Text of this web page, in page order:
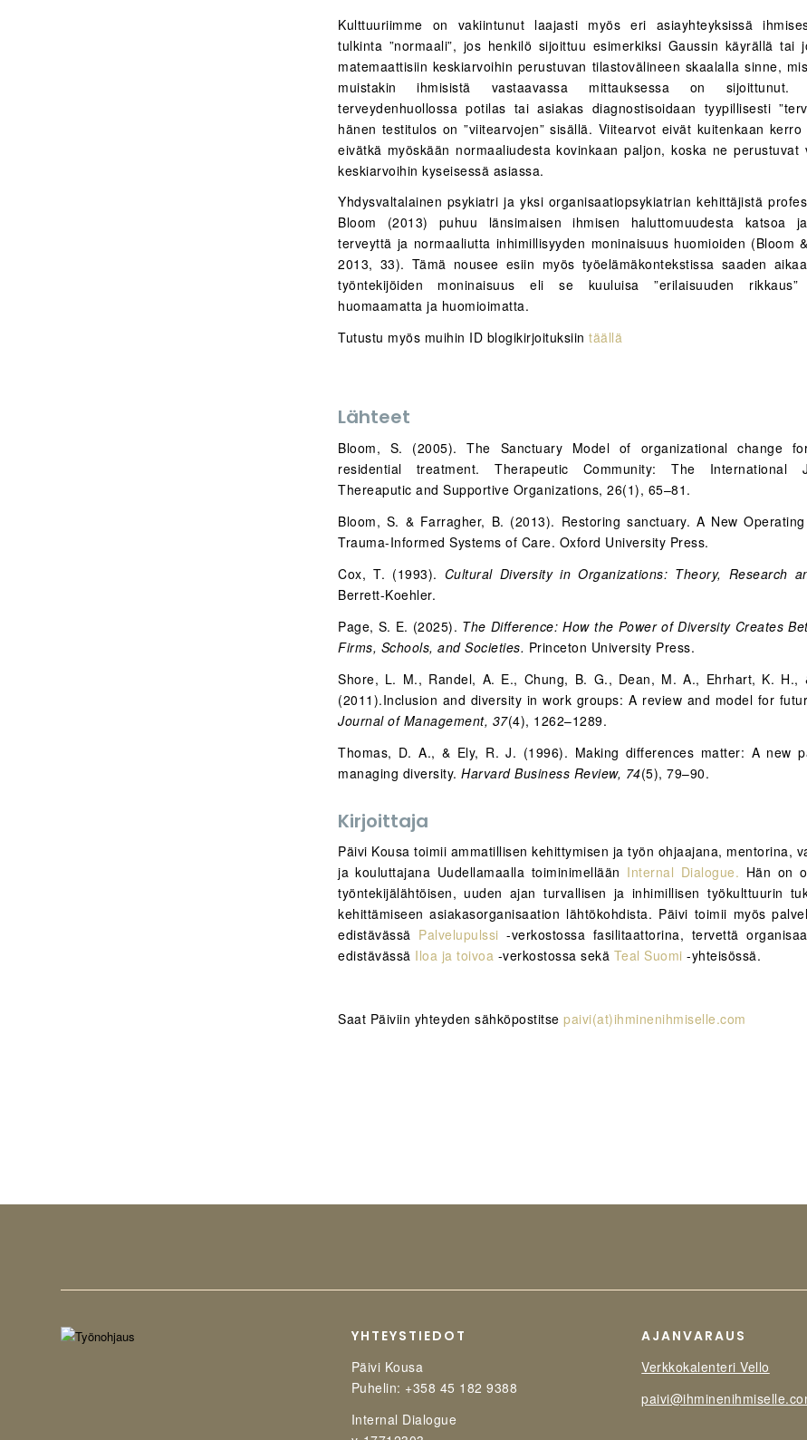
Kulttuuriimme on vakiintunut laajasti myös eri asiayhteyksissä
tulkinta ”normaali”, jos henkilö sijoittuu esimerkiksi Gaussin käyrällä tai
matemaattisiin keskiarvoihin perustuvan tilastovälineen skaalalla sinne,
muistakin ihmisistä vastaavassa mittauksessa on sijoittunut.
terveydenhuollossa potilas tai asiakas diagnostisoidaan tyypillisesti
hänen testitulos on ”viitearvojen” sisällä. Viitearvot eivät kuitenkaan kerro
eivätkä myöskään normaaliudesta kovinkaan paljon, koska ne perustuvat
keskiarvoihin kyseisessä asiassa.
Yhdysvaltalainen psykiatri ja yksi organisaatiopsykiatrian kehittäjistä
Bloom (2013) puhuu länsimaisen ihmisen haluttomuudesta katsoa
terveyttä ja normaaliutta inhimillisyyden moninaisuus huomioiden (Bloom
2013, 33). Tämä nousee esiin myös työelämäkontekstissa saaden
työntekijöiden moninaisuus eli se kuuluisa ”erilaisuuden
huomaamatta ja huomioimatta.
Tutustu myös muihin ID blogikirjoituksiin täällä
Lähteet
Bloom, S. (2005). The Sanctuary Model of organizational change
residential treatment. Therapeutic Community: The International
Thereaputic and Supportive Organizations, 26(1), 65–81.
Bloom, S. & Farragher, B. (2013). Restoring sanctuary. A New
Trauma-Informed Systems of Care. Oxford University Press.
Cox, T. (1993). Cultural Diversity in Organizations: Theory, Research
Berrett-Koehler.
Page, S. E. (2025). The Difference: How the Power of Diversity Creates
Firms, Schools, and Societies. Princeton University Press.
Shore, L. M., Randel, A. E., Chung, B. G., Dean, M. A., Ehrhart, K. H.,
(2011).Inclusion and diversity in work groups: A review and model for
Journal of Management, 37(4), 1262–1289.
Thomas, D. A., & Ely, R. J. (1996). Making differences matter: A new
managing diversity. Harvard Business Review, 74(5), 79–90.
Kirjoittaja
Päivi Kousa toimii ammatillisen kehittymisen ja työn ohjaajana, mentorina,
ja kouluttajana Uudellamaalla toiminimellään Internal Dialogue. Hän on
työntekijälähtöisen, uuden ajan turvallisen ja inhimillisen työkulttuurin
kehittämiseen asiakasorganisaation lähtökohdista. Päivi toimii myös
edistävässä Palvelupulssi -verkostossa fasilitaattorina, tervettä
edistävässä Iloa ja toivoa -verkostossa sekä Teal Suomi -yhteisössä.
Saat Päiviin yhteyden sähköpostitse paivi(at)ihminenihmiselle.com
YHTEYSTIEDOT
Päivi Kousa
Puhelin: +358 45 182 9388
Internal Dialogue
AJANVARAUS
Verkkokalenteri Vello